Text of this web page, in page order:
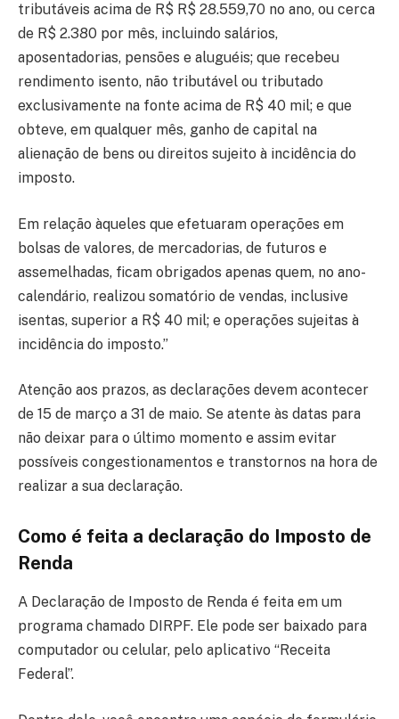
tributáveis acima de R$ R$ 28.559,70 no ano, ou cerca
de R$ 2.380 por mês, incluindo salários,
aposentadorias, pensões e aluguéis; que recebeu
rendimento isento, não tributável ou tributado
exclusivamente na fonte acima de R$ 40 mil; e que
obteve, em qualquer mês, ganho de capital na
alienação de bens ou direitos sujeito à incidência do
imposto.
Em relação àqueles que efetuaram operações em
bolsas de valores, de mercadorias, de futuros e
assemelhadas, ficam obrigados apenas quem, no ano-
calendário, realizou somatório de vendas, inclusive
isentas, superior a R$ 40 mil; e operações sujeitas à
incidência do imposto.”
Atenção aos prazos, as declarações devem acontecer
de 15 de março a 31 de maio. Se atente às datas para
não deixar para o último momento e assim evitar
possíveis congestionamentos e transtornos na hora de
realizar a sua declaração.
Como é feita a declaração do Imposto de
Renda
A Declaração de Imposto de Renda é feita em um
programa chamado DIRPF. Ele pode ser baixado para
computador ou celular, pelo aplicativo “Receita
Federal”.